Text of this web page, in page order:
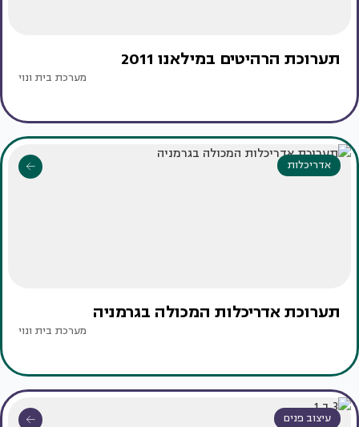
תערוכת הרהיטים במילאנו 2011
מערכת בית ונוי
אדריכלות
תערוכת אדריכלות המכולה בגרמניה
מערכת בית ונוי
עיצוב פנים